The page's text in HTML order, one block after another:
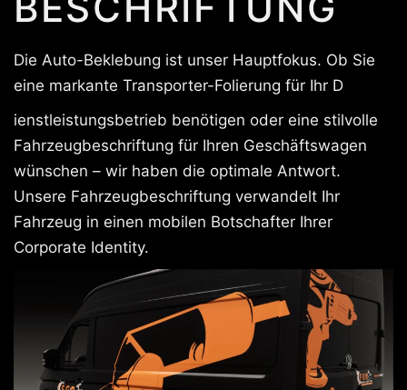
Die Auto-Beklebung ist unser Hauptfokus. Ob Sie
eine markante Transporter-Folierung für Ihr D
ienstleistungsbetrieb benötigen oder eine stilvolle
Fahrzeugbeschriftung für Ihren Geschäftswagen
wünschen – wir haben die optimale Antwort.
Unsere Fahrzeugbeschriftung verwandelt Ihr
Fahrzeug in einen mobilen Botschafter Ihrer
Corporate Identity.